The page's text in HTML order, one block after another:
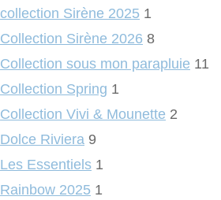
collection Sirène 2025 1
Collection Sirène 2026 8
Collection sous mon parapluie 11
Collection Spring 1
Collection Vivi & Mounette 2
Dolce Riviera 9
Les Essentiels 1
Rainbow 2025 1